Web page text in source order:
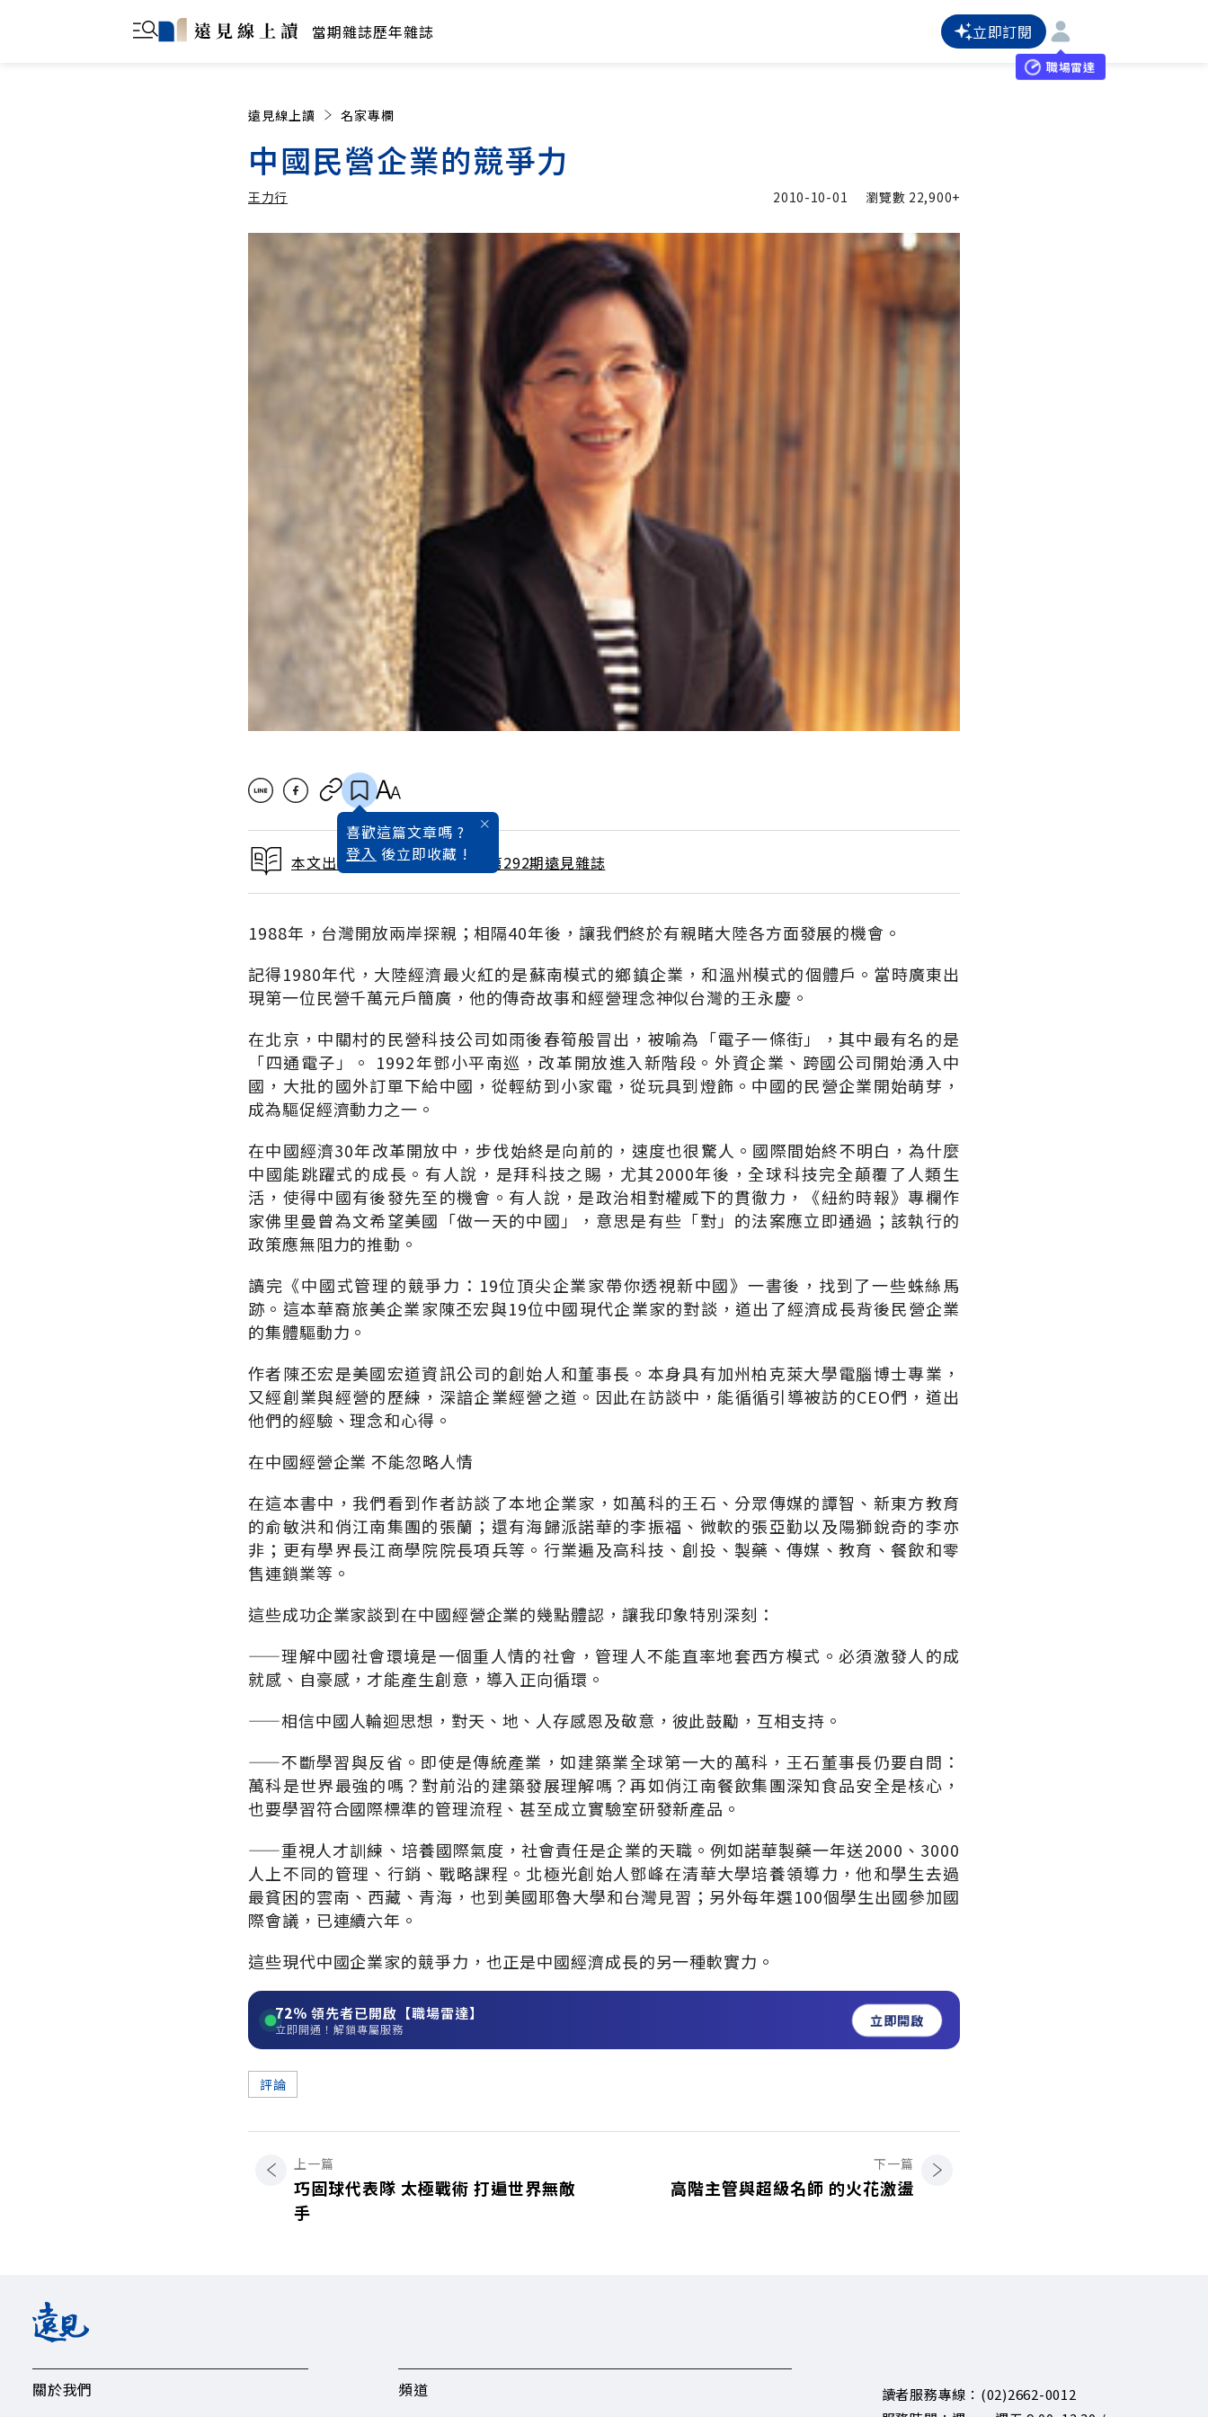
當期雜誌歷年雜誌 立即訂閱
職場雷達
遠見線上讀 名家專欄
中國民營企業的競爭力
王力行
王力行
2010-10-01 瀏覽數 22,900+
喜歡這篇文章嗎 ?
登入 後立即收藏 !
本文出自 2010 / 10月號雜誌 第292期遠見雜誌
1988年，台灣開放兩岸探親；相隔40年後，讓我們終於有親睹大陸各方面發展的機會。
記得1980年代，大陸經濟最火紅的是蘇南模式的鄉鎮企業，和溫州模式的個體戶。當時廣東出
現第一位民營千萬元戶簡廣，他的傳奇故事和經營理念神似台灣的王永慶。
在北京，中關村的民營科技公司如雨後春筍般冒出，被喻為「電子一條街」，其中最有名的是
「四通電子」。 1992年鄧小平南巡，改革開放進入新階段。外資企業、跨國公司開始湧入中
國，大批的國外訂單下給中國，從輕紡到小家電，從玩具到燈飾。中國的民營企業開始萌芽，
成為驅促經濟動力之一。
在中國經濟30年改革開放中，步伐始終是向前的，速度也很驚人。國際間始終不明白，為什麼
中國能跳躍式的成長。有人說，是拜科技之賜，尤其2000年後，全球科技完全顛覆了人類生
活，使得中國有後發先至的機會。有人說，是政治相對權威下的貫徹力，《紐約時報》專欄作
家佛里曼曾為文希望美國「做一天的中國」，意思是有些「對」的法案應立即通過；該執行的
政策應無阻力的推動。
讀完《中國式管理的競爭力：19位頂尖企業家帶你透視新中國》一書後，找到了一些蛛絲馬
跡。這本華裔旅美企業家陳丕宏與19位中國現代企業家的對談，道出了經濟成長背後民營企業
的集體驅動力。
作者陳丕宏是美國宏道資訊公司的創始人和董事長。本身具有加州柏克萊大學電腦博士專業，
又經創業與經營的歷練，深諳企業經營之道。因此在訪談中，能循循引導被訪的CEO們，道出
他們的經驗、理念和心得。
在中國經營企業 不能忽略人情
在這本書中，我們看到作者訪談了本地企業家，如萬科的王石、分眾傳媒的譚智、新東方教育
的俞敏洪和俏江南集團的張蘭；還有海歸派諾華的李振福、微軟的張亞勤以及陽獅銳奇的李亦
非；更有學界長江商學院院長項兵等。行業遍及高科技、創投、製藥、傳媒、教育、餐飲和零
售連鎖業等。
這些成功企業家談到在中國經營企業的幾點體認，讓我印象特別深刻：
——理解中國社會環境是一個重人情的社會，管理人不能直率地套西方模式。必須激發人的成
就感、自豪感，才能產生創意，導入正向循環。
——相信中國人輪迴思想，對天、地、人存感恩及敬意，彼此鼓勵，互相支持。
——不斷學習與反省。即使是傳統產業，如建築業全球第一大的萬科，王石董事長仍要自問：
萬科是世界最強的嗎？對前沿的建築發展理解嗎？再如俏江南餐飲集團深知食品安全是核心，
也要學習符合國際標準的管理流程、甚至成立實驗室研發新產品。
——重視人才訓練、培養國際氣度，社會責任是企業的天職。例如諾華製藥一年送2000、3000
人上不同的管理、行銷、戰略課程。北極光創始人鄧峰在清華大學培養領導力，他和學生去過
最貧困的雲南、西藏、青海，也到美國耶魯大學和台灣見習；另外每年選100個學生出國參加國
際會議，已連續六年。
這些現代中國企業家的競爭力，也正是中國經濟成長的另一種軟實力。
72% 領先者已開啟【職場雷達】
立即開通！解鎖專屬服務 立即開啟
評論
上一篇
巧固球代表隊 太極戰術 打遍世界無敵
手
下一篇
高階主管與超級名師 的火花激盪
關於我們 頻道
讀者服務專線：(02)2662-0012